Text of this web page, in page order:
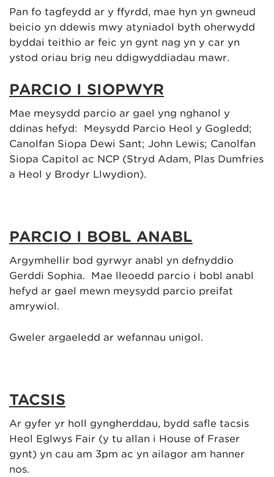
Pan fo tagfeydd ar y ffyrdd, mae hyn yn gwneud
beicio yn ddewis mwy atyniadol byth oherwydd
byddai teithio ar feic yn gynt nag yn y car yn
ystod oriau brig neu ddigwyddiadau mawr.
PARCIO I SIOPWYR
Mae meysydd parcio ar gael yng nghanol y
ddinas hefyd: Meysydd Parcio Heol y Gogledd;
Canolfan Siopa Dewi Sant; John Lewis; Canolfan
Siopa Capitol ac NCP (Stryd Adam, Plas Dumfries
a Heol y Brodyr Llwydion).
PARCIO I BOBL ANABL
Argymhellir bod gyrwyr anabl yn defnyddio
Gerddi Sophia. Mae lleoedd parcio i bobl anabl
hefyd ar gael mewn meysydd parcio preifat
amrywiol.
Gweler argaeledd ar wefannau unigol.
TACSIS
Ar gyfer yr holl gyngherddau, bydd safle tacsis
Heol Eglwys Fair (y tu allan i House of Fraser
gynt) yn cau am 3pm ac yn ailagor am hanner
nos.